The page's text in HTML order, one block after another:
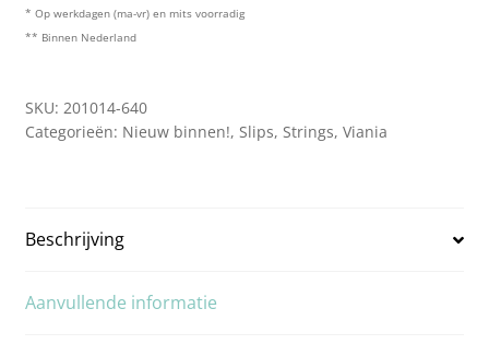
* Op werkdagen (ma-vr) en mits voorradig
** Binnen Nederland
SKU: 201014-640
Categorieën: Nieuw binnen!, Slips, Strings, Viania
Beschrijving
Aanvullende informatie